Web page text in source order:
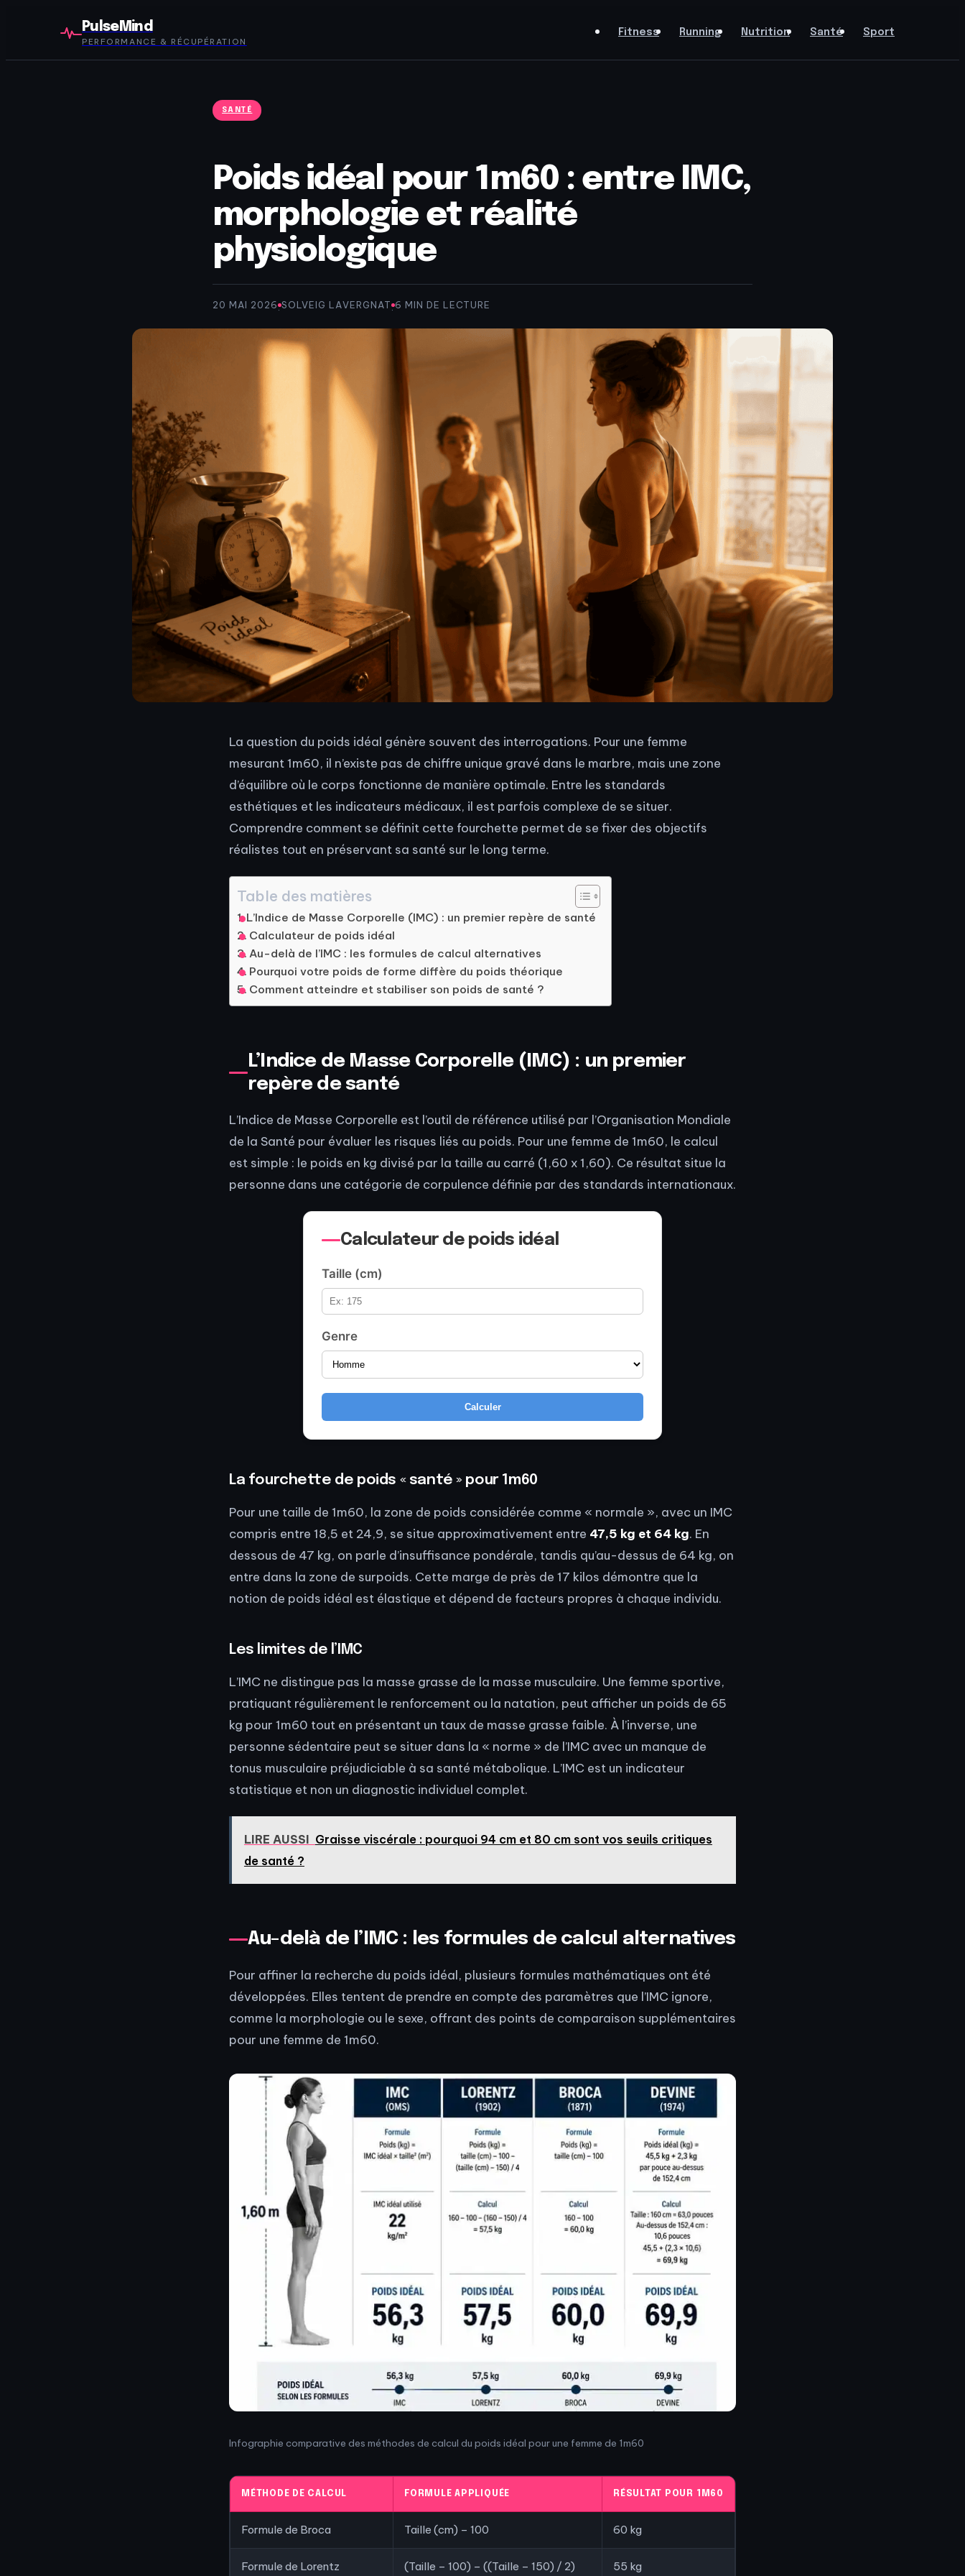
PulseMind
PERFORMANCE & RÉCUPÉRATION
Fitness Running Nutrition Santé Sport
SANTÉ
Poids idéal pour 1m60 : entre IMC,
morphologie et réalité
physiologique
20 MAI 2026·SOLVEIG LAVERGNAT·6 MIN DE LECTURE
La question du poids idéal génère souvent des interrogations. Pour une femme
mesurant 1m60, il n’existe pas de chiffre unique gravé dans le marbre, mais une zone
d’équilibre où le corps fonctionne de manière optimale. Entre les standards
esthétiques et les indicateurs médicaux, il est parfois complexe de se situer.
Comprendre comment se définit cette fourchette permet de se fixer des objectifs
réalistes tout en préservant sa santé sur le long terme.
Table des matières
L’Indice de Masse Corporelle (IMC) : un premier repère de santé
Calculateur de poids idéal
Au-delà de l’IMC : les formules de calcul alternatives
Pourquoi votre poids de forme diffère du poids théorique
Comment atteindre et stabiliser son poids de santé ?
L’Indice de Masse Corporelle (IMC) : un premier
repère de santé
L’Indice de Masse Corporelle est l’outil de référence utilisé par l’Organisation Mondiale
de la Santé pour évaluer les risques liés au poids. Pour une femme de 1m60, le calcul
est simple : le poids en kg divisé par la taille au carré (1,60 x 1,60). Ce résultat situe la
personne dans une catégorie de corpulence définie par des standards internationaux.
Calculateur de poids idéal
Taille (cm)
Genre
Calculer
La fourchette de poids « santé » pour 1m60
Pour une taille de 1m60, la zone de poids considérée comme « normale », avec un IMC
compris entre 18,5 et 24,9, se situe approximativement entre 47,5 kg et 64 kg. En
dessous de 47 kg, on parle d’insuffisance pondérale, tandis qu’au-dessus de 64 kg, on
entre dans la zone de surpoids. Cette marge de près de 17 kilos démontre que la
notion de poids idéal est élastique et dépend de facteurs propres à chaque individu.
Les limites de l’IMC
L’IMC ne distingue pas la masse grasse de la masse musculaire. Une femme sportive,
pratiquant régulièrement le renforcement ou la natation, peut afficher un poids de 65
kg pour 1m60 tout en présentant un taux de masse grasse faible. À l’inverse, une
personne sédentaire peut se situer dans la « norme » de l’IMC avec un manque de
tonus musculaire préjudiciable à sa santé métabolique. L’IMC est un indicateur
statistique et non un diagnostic individuel complet.
LIRE AUSSI Graisse viscérale : pourquoi 94 cm et 80 cm sont vos seuils critiques
de santé ?
Au-delà de l’IMC : les formules de calcul alternatives
Pour affiner la recherche du poids idéal, plusieurs formules mathématiques ont été
développées. Elles tentent de prendre en compte des paramètres que l’IMC ignore,
comme la morphologie ou le sexe, offrant des points de comparaison supplémentaires
pour une femme de 1m60.
Infographie comparative des méthodes de calcul du poids idéal pour une femme de 1m60
MÉTHODE DE CALCUL FORMULE APPLIQUÉE RÉSULTAT POUR 1M60
Formule de Broca Taille (cm) – 100 60 kg
Formule de Lorentz (Taille – 100) – ((Taille – 150) / 2) 55 kg